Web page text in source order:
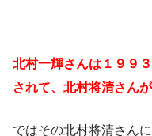
北村一輝さんは１９９
されて、北村将清さん
ではその北村将清さん